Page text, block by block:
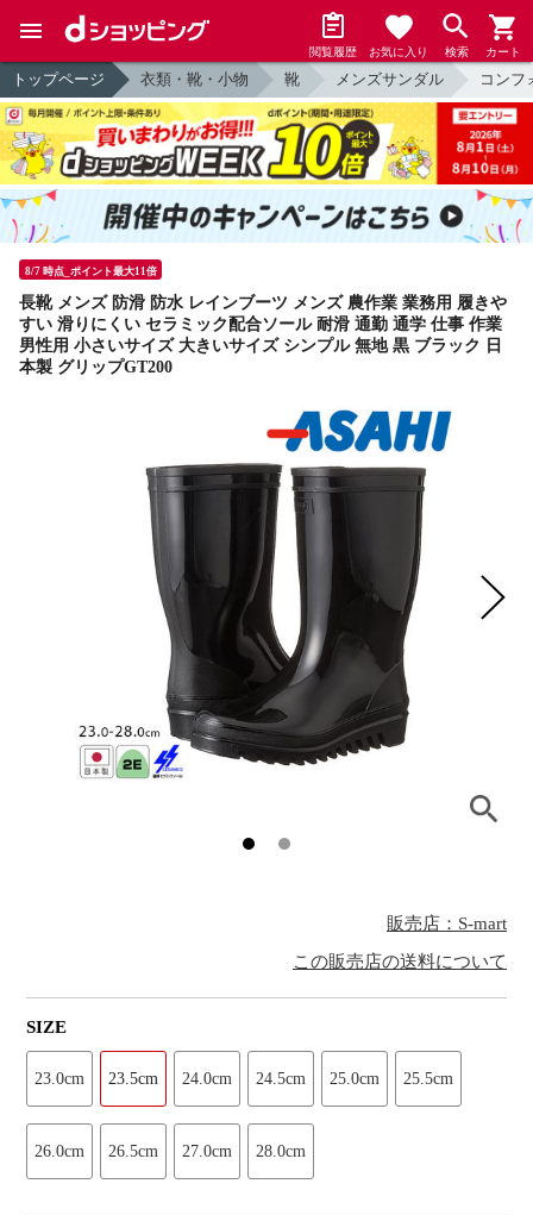
閲覧履歴 お気に入り 検索 カート
トップページ 衣類・靴・小物 靴 メンズサンダル コンフ
8/7 時点_ポイント最大11倍
長靴 メンズ 防滑 防水 レインブーツ メンズ 農作業 業務用 履きや
すい 滑りにくい セラミック配合ソール 耐滑 通勤 通学 仕事 作業
男性用 小さいサイズ 大きいサイズ シンプル 無地 黒 ブラック 日
本製 グリップGT200
販売店：S-mart
この販売店の送料について
SIZE
23.0cm 23.5cm 24.0cm 24.5cm 25.0cm 25.5cm
26.0cm 26.5cm 27.0cm 28.0cm